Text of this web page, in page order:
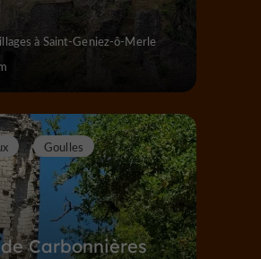
à Saint-Geniez-ô-Merle
Carbonnières
Goulles